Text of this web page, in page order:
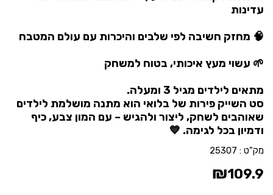
עדינות
🧠 מחזק חשיבה לפי שלבים והיכרות עם עולם המטבח
🌱 עשוי מעץ איכותי, בטוח למשחק
מתאים לילדים מגיל 3 ומעלה.
סט השייק פירות של בלואי הוא מתנה מושלמת לילדים
שאוהבים לשחק, ליצור ולהגיש – עם המון צבע, כיף
ודמיון בכל לגימה. 💙
מק"ט : 25307
₪109.9